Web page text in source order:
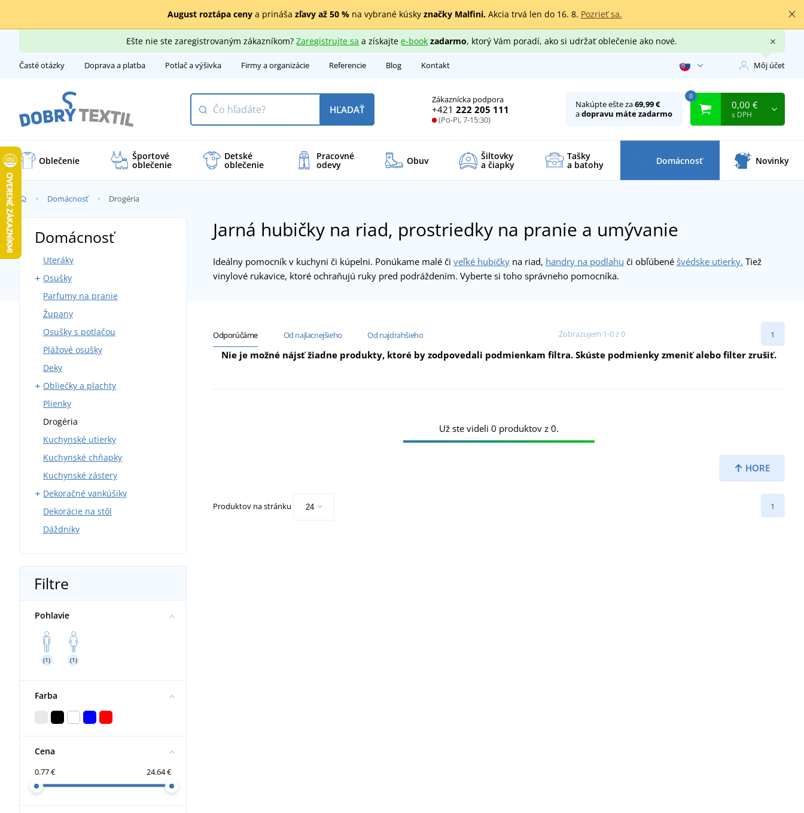
August roztápa cenya prináša zľavy až 50 %na vybrané kúsky značky Malfini.Akcia trvá len do 16. 8. Pozrieť sa.
Ešte nie ste zaregistrovaným zákazníkom?Zaregistrujte sa a získajtee-book zadarmo, ktorý Vám poradí, ako si udržať oblečenie ako nové.
Časté otázky Doprava a platba Potlač a výšivka Firmy a organizácie Referencie Blog Kontakt Môj účet
Zákaznícka podpora
+421 222 205 111
(Po-Pi, 7-15:30)
HĽADAŤ Nakúpte ešte za69,99 €
adopravu máte zadarmo
0
0,00 €
s DPH
Oblečenie Športové
oblečenie
Detské
oblečenie
Pracovné
odevy Obuv Šiltovky
a čiapky
Tašky
a batohy Domácnosť Novinky
Domácnosť Drogéria
Jarná hubičky na riad, prostriedky na pranie a umývanie
Ideálny pomocník v kuchyni či kúpelni. Ponúkame malé či veľké hubičky na riad, handry na podlahu či obľúbené švédske utierky. Tiež
vinylové rukavice, ktoré ochraňujú ruky pred podráždením. Vyberte si toho správneho pomocníka.
Domácnosť
Uteráky
Osušky
Osušky s potlačou
Detské pončá
Parfumy na pranie
Župany
Osušky s potlačou
Plážové osušky
Deky
Obliečky a plachty
Bavlnené obliečky
Krepové obliečky
Mikroplyšové obliečky
Plachty
Detské obliečky
Damaškové obliečky
Obliečky z bavlneného
Plienky
Drogéria
Kuchynské utierky
Kuchynské chňapky
Kuchynské zástery
Dekoračné vankúšiky
Obliečky na vankúše
Vankúšiky s potlačou
Dekorácie na stôl
Dáždniky
Filtre
Pohlavie
(1) (1)
Farba
Cena
0.77 € 24.64 €
Odporúčáme Od najlacnejšieho Od najdrahšieho Zobrazujem 1-0 z 0 1
Nie je možné nájsť žiadne produkty, ktoré by zodpovedali podmienkam filtra. Skúste podmienky zmeniť alebo filter zrušiť.
HORE
Už ste videli 0 produktov z 0.
Produktov na stránku 1